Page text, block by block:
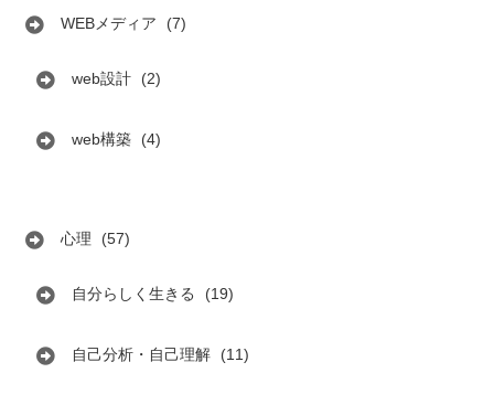
WEBメディア (7)
web設計 (2)
web構築 (4)
心理 (57)
自分らしく生きる (19)
自己分析・自己理解 (11)